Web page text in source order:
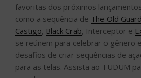
favoritas dos próximos
como a sequência de The Old Guard
Castigo, Black Crab, Interceptor e
se reúnem para celebrar o gênero
desafios de criar sequências de
para as telas. Assista ao TUDUM